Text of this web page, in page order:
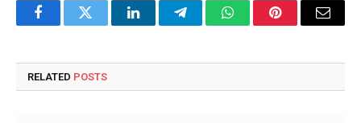
FacebookTwitter LinkedInTelegramWhatsAppPinterestEmail
RELATED POSTS